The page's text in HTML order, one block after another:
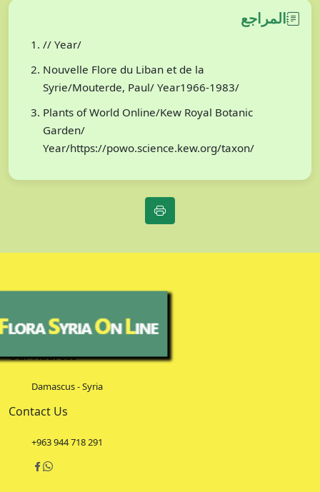
المراجع
// Year/
Nouvelle Flore du Liban et de la
Syrie/Mouterde, Paul/ Year1966-1983/
Plants of World Online/Kew Royal Botanic
Garden/
Year/https://powo.science.kew.org/taxon/
Our Address
Damascus - Syria
Contact Us
+963 944 718 291